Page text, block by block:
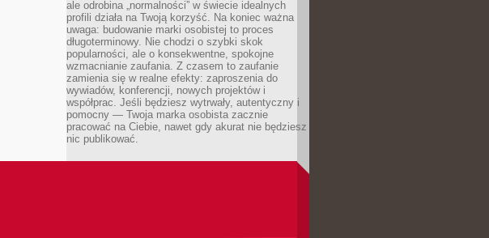
ale odrobina „normalności” w świecie idealnych
profili działa na Twoją korzyść. Na koniec ważna
uwaga: budowanie marki osobistej to proces
długoterminowy. Nie chodzi o szybki skok
popularności, ale o konsekwentne, spokojne
wzmacnianie zaufania. Z czasem to zaufanie
zamienia się w realne efekty: zaproszenia do
wywiadów, konferencji, nowych projektów i
współprac. Jeśli będziesz wytrwały, autentyczny i
pomocny — Twoja marka osobista zacznie
pracować na Ciebie, nawet gdy akurat nie będziesz
nic publikować.